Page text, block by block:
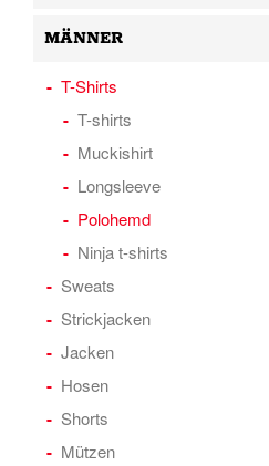
MÄNNER
T-Shirts
T-shirts
Muckishirt
Longsleeve
Polohemd
Ninja t-shirts
Sweats
Strickjacken
Jacken
Hosen
Shorts
Mützen